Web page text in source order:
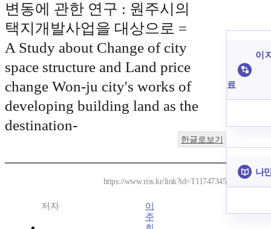
변동에 관한 연구 : 원주시의
택지개발사업을 대상으로 =
A Study about Change of city
space structure and Land price
change Won-ju city's works of
developing building land as the
destination-
한글로보기
https://www.riss.kr/link?id=T11747345
저자
이
주
이
료
나